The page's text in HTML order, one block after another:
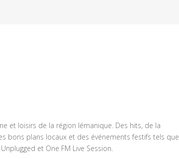
et loisirs de la région lémanique. Des hits, de la
bons plans locaux et des événements festifs tels que
et One FM Live Session.